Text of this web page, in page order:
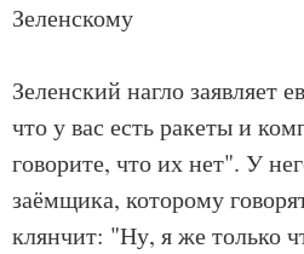
Зеленскому
Зеленский нагло заявляет
что у вас есть ракеты и
говорите, что их нет". У
заёмщика, которому
клянчит: "Ну, я же только